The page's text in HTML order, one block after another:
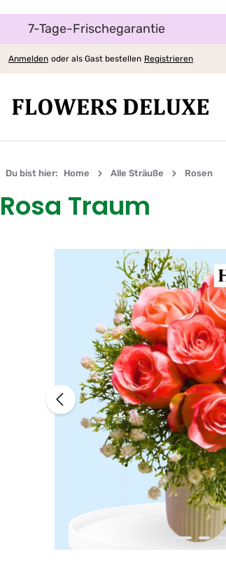
Hauptinhalt springen
Zur Hauptnavigation springen
7-Tage-Frischegarantie
Anmelden oder als Gast bestellen Registrieren
Du bist hier: Home Alle Sträuße Rosen
Rosa Traum